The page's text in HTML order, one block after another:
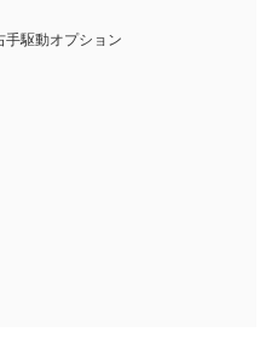
手駆動オプション